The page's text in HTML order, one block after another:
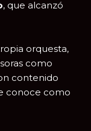
, que alcanzó
orquesta,
como
contenido
conoce como